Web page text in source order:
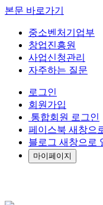
본문 바로가기
중소벤처기업부
창업진흥원
사업신청관리
자주하는 질문
로그인
회원가입
통합회원 로그인
페이스북 새창으
블로그 새창으로
마이페이지